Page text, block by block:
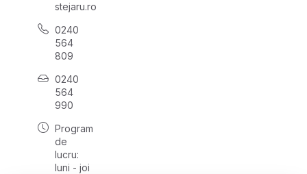
stejaru.ro
0240
564
809
0240
564
990
Program
de
lucru:
luni - joi